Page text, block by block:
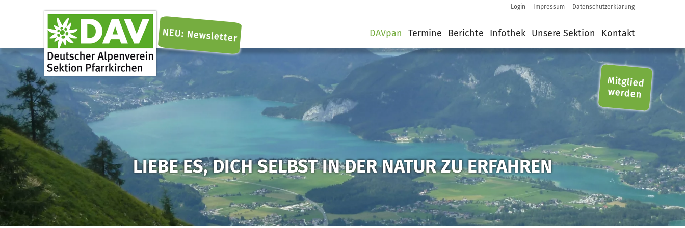
NEU: Newsletter
Login Impressum Datenschutzerklärung
DAVpan Termine Berichte Infothek Unsere Sektion Kontakt
LIEBE ES, DICH SELBST IN DER NATUR ZU ERFAHREN
Mitglied
werden
Login Impressum Datenschutzerklärung